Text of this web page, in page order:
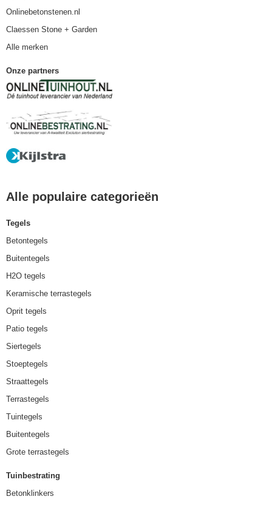
Onlinebetonstenen.nl
Claessen Stone + Garden
Alle merken
Onze partners
Alle populaire categorieën
Tegels
Betontegels
Buitentegels
H2O tegels
Keramische terrastegels
Oprit tegels
Patio tegels
Siertegels
Stoeptegels
Straattegels
Terrastegels
Tuintegels
Buitentegels
Grote terrastegels
Tuinbestrating
Betonklinkers